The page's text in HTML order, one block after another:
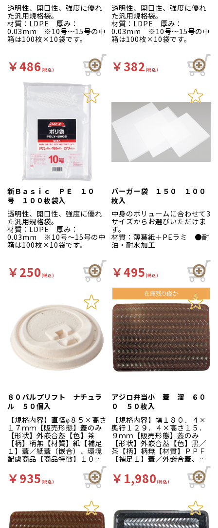
透明性、開口性、強度に優れ
た汎用規格袋。
材質：LDPE 厚み：
0.03mm ※10号～15号の中
箱は100枚×10袋です。
￥486(税込)
透明性、開口性、強度に優れ
た汎用規格袋。
材質：LDPE 厚み：
0.03mm ※10号～15号の中
箱は100枚×10袋です。
￥382(税込)
新Ｂａｓｉｃ ＰＥ １０
号 １００枚袋入
透明性、開口性、強度に優れ
た汎用規格袋。
材質：LDPE 厚み：
0.03mm ※10号～15号の中
箱は100枚×10袋です。
￥250(税込)
バーガー袋 １５０ １００
枚入
中身のボリュームに合わせて3
サイズからお選びいただけま
す。
材質：薄葉紙＋PEラミ ●耐
油・耐水加工
￥495(税込)
８０パルプリフト ナチュラ
ル ５０個入
【規格内容】直径φ８５×高さ
１７ｍｍ【販売形態】蓋のみ
【形状】外嵌合蓋【色】茶
【柄】柄無【材質】紙【補足
１】蓋／紙蓋（嵌合）、環境
配慮商品【商品特徴】１０
０％紙でできたエコなパルプ
リッドです。
￥935(税込)
アジロ弁当小 蓋 溜 ６０
０ ５０枚入
【規格内容】幅１８０．４×
奥行１２９．４×高さ１５．
９ｍｍ【販売形態】蓋のみ
【形状】外嵌合蓋【色】黒／
茶【柄】柄無【材質】ＰＰＦ
【補足１】蓋／外嵌合蓋、レ
ンジＯＫ【商品特徴】アジロ
模様に溜色を施した味のある
容器です。レンジ対応なので
うな重などの温めておいしい
￥1,980(税込)